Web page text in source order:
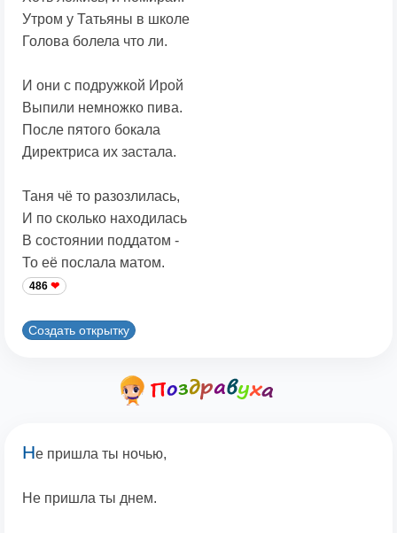
Утром у Татьяны в школе
Голова болела что ли.
И они с подружкой Ирой
Выпили немножко пива.
После пятого бокала
Директриса их застала.
Таня чё то разозлилась,
И по сколько находилась
В состоянии поддатом -
То её послала матом.
486
Создать открытку
Не пришла ты ночью,
Не пришла ты днем.